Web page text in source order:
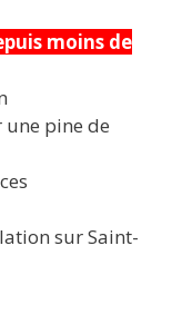
moins de
pine de
sur Saint-